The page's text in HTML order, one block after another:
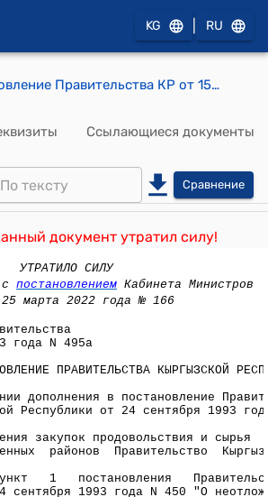
KG RU
Постановление Правительства КР от 15 октября 1993 года N 495а "О внесении дополнения в постановление Правительства Кыргызской Республики от 24 сентября 1993 года N 450"
Ссылающиеся документы
Сравнение
документ утратил силу!